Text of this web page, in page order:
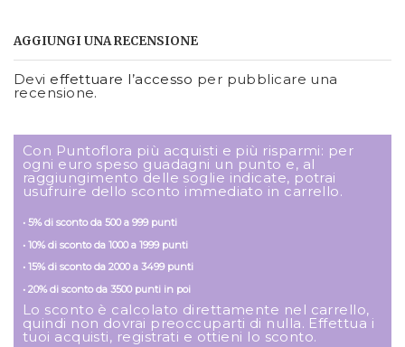
AGGIUNGI UNA RECENSIONE
Devi effettuare l’accesso per pubblicare una
recensione.
Con Puntoflora più acquisti e più risparmi: per
ogni euro speso guadagni un punto e, al
raggiungimento delle soglie indicate, potrai
usufruire dello sconto immediato in carrello.
• 5% di sconto da 500 a 999 punti
• 10% di sconto da 1000 a 1999 punti
• 15% di sconto da 2000 a 3499 punti
• 20% di sconto da 3500 punti in poi
Lo sconto è calcolato direttamente nel carrello,
quindi non dovrai preoccuparti di nulla. Effettua i
tuoi acquisti, registrati e ottieni lo sconto.